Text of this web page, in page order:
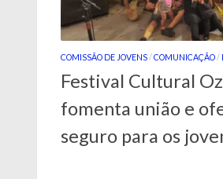
COMISSÃO DE JOVENS/COMUNICAÇÃO/
Festival Cultural
fomenta união e
seguro para os